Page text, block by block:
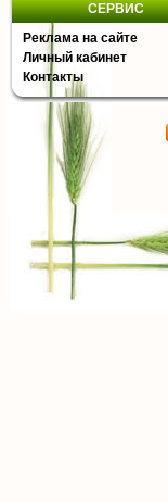
СЕРВИС
Реклама на сайте
Личный кабинет
Контакты